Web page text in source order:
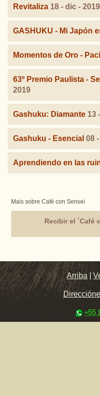
Revitaliza 18 - dic - 2019
GASHUKU - Mi Japón
Momentos de Oro -
63º Premio Paulista -
2019
Gashuku: Diamante 13
Gashuku - Esencial 08
Aprendiendo en las
Mais sobre Café con Sensei
Recibir el ´Café
Arriba |
+55